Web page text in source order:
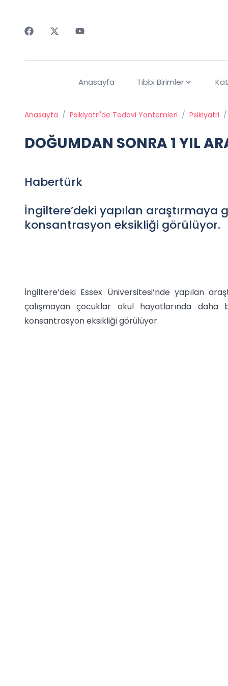
Anasayfa Tıbbi Birimler
Anasayfa / Psikiyatri'de Tedavi Yöntemleri / Psikiyatri /
DOĞUMDAN SONRA 1 YIL
Habertürk
İngiltere’deki yapılan araştırmaya
konsantrasyon eksikliği görülüyor.
İngiltere’deki Essex Üniversitesi’nde yapılan
çalışmayan çocuklar okul hayatlarında daha
konsantrasyon eksikliği görülüyor.